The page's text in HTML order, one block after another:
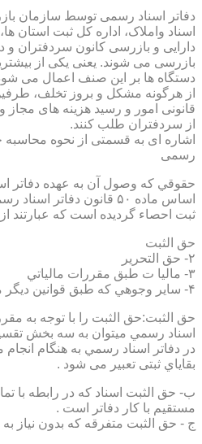
دفاتر اسناد رسمی توسط سازمان
اسناد واملاک، اداره کل ثبت استان
دارایی و بازرسی کانون سردفتران و
بازرسی می شوند. یعنی یکی از
دستگاه ها بر این صنف اعمال می
از هرگونه مشکل و بروز تخلف،
قانونی امور و رسید هزینه های
از سردفتران طلب کنند.
اشاره ای به قسمتی از نحوه محاسبه
رسمی
حقوقي كه وصول آن به عهده دفاتر
ثبت احصاء گرديده است كه عبارتند
حق الثبت
۲- حق التحرير
۳- ماليا ت طبق مقررات مالياتي
۴- ساير وجوهي كه طبق قوانين ديگر محول شده باشد
حق الثبت:حق الثبت را با توجه به
اسناد رسمي ميتوان به سه بخش
در دفاتر اسناد رسمي به هنگام انجام
بقاياي ثبتی تعبیر می شود .
ب- حق الثبت اسناد كه در رابطه با
مستقيم با كار دفاتر است .
ج - حق الثبت متفرقه كه بدون نياز